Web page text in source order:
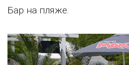
Бар на пляже.